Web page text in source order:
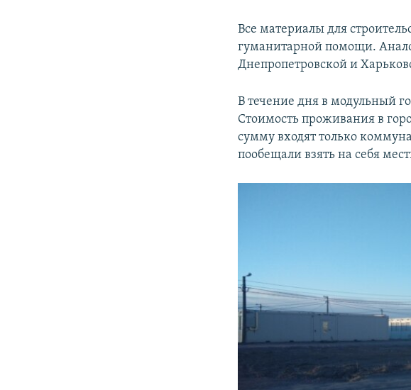
Все материалы для
гуманитарной помощи.
Днепропетровской и
В течение дня в модульный
Стоимость проживания в
сумму входят только
пообещали взять на себя